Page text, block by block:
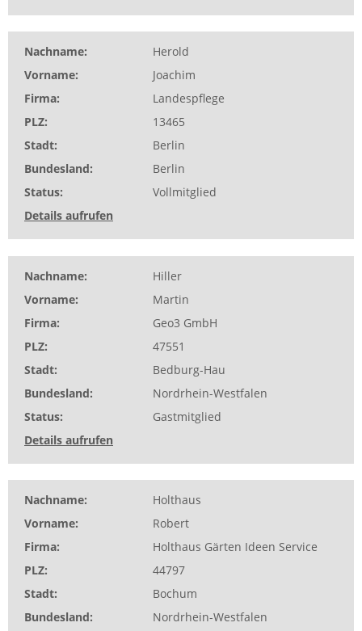
Nachname
Herold
Vorname
Joachim
Firma
Landespflege
PLZ
13465
Stadt
Berlin
Bundesland
Berlin
Status
Vollmitglied
Details aufrufen
Nachname
Hiller
Vorname
Martin
Firma
Geo3 GmbH
PLZ
47551
Stadt
Bedburg-Hau
Bundesland
Nordrhein-Westfalen
Status
Gastmitglied
Details aufrufen
Nachname
Holthaus
Vorname
Robert
Firma
Holthaus Gärten Ideen Service
PLZ
44797
Stadt
Bochum
Bundesland
Nordrhein-Westfalen